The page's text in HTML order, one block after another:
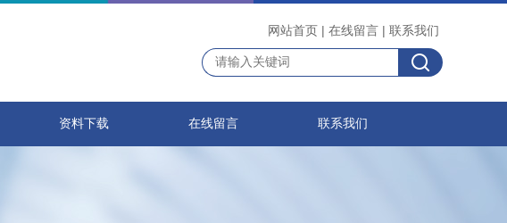
网站首页 | 在线留言 | 联系我们
资料下载 在线留言 联系我们